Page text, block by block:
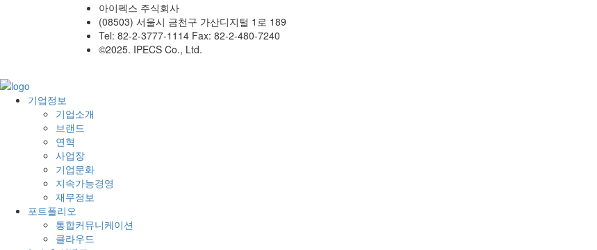
아이펙스 주식회사
(08503) 서울시 금천구 가산디지털 1로 189
Tel: 82-2-3777-1114 Fax: 82-2-480-7240
©2025. IPECS Co., Ltd.
기업정보
기업소개
브랜드
연혁
사업장
기업문화
지속가능경영
재무정보
포트폴리오
통합커뮤니케이션
클라우드